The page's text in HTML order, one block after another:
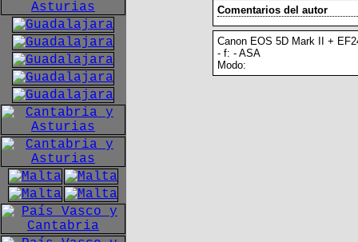
Comentarios del autor
Canon EOS 5D Mark II +
- f: - ASA
Modo: